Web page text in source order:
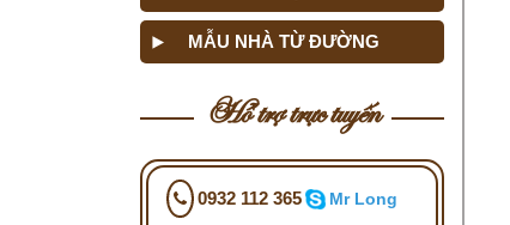
MẪU NHÀ TỪ ĐƯỜNG
Hỗ trợ trực tuyến
0932 112 365 Mr Long